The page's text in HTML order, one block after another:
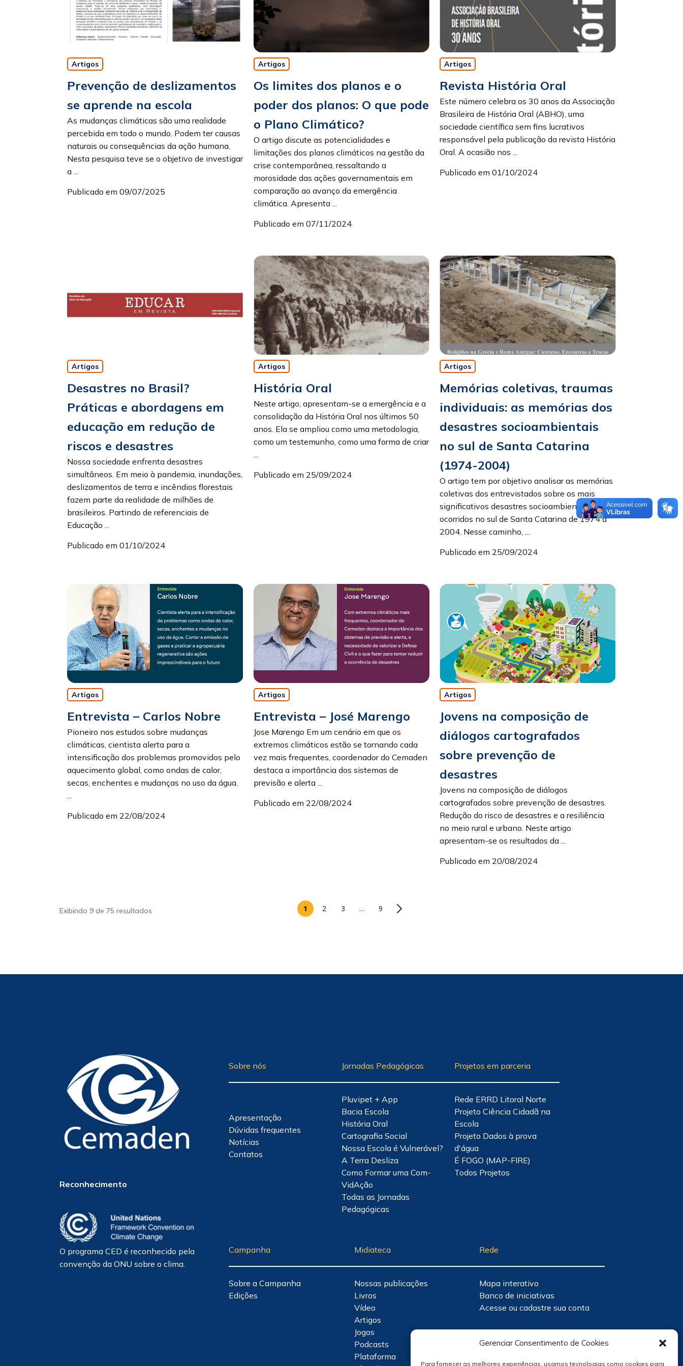
Gerenciar Consentimento de Cookies
Para fornecer as melhores experiências, usamos tecnologias como cookies para
Artigos
Prevenção de deslizamentos
se aprende na escola
As mudanças climáticas são uma realidade
percebida em todo o mundo. Podem ter causas
naturais ou consequências da ação humana.
Nesta pesquisa teve se o objetivo de investigar
a ...
Publicado em 09/07/2025
Artigos
Os limites dos planos e o
poder dos planos: O que pode
o Plano Climático?
O artigo discute as potencialidades e
limitações dos planos climáticos na gestão da
crise contemporânea, ressaltando a
morosidade das ações governamentais em
comparação ao avanço da emergência
climática. Apresenta ...
Publicado em 07/11/2024
Artigos
Revista História Oral
Este número celebra os 30 anos da Associação
Brasileira de História Oral (ABHO), uma
sociedade científica sem fins lucrativos
responsável pela publicação da revista História
Oral. A ocasião nos ...
Publicado em 01/10/2024
Artigos
Desastres no Brasil?
Práticas e abordagens em
educação em redução de
riscos e desastres
Nossa sociedade enfrenta desastres
simultâneos. Em meio à pandemia, inundações,
deslizamentos de terra e incêndios florestais
fazem parte da realidade de milhões de
brasileiros. Partindo de referenciais de
Educação ...
Publicado em 01/10/2024
Artigos
História Oral
Neste artigo, apresentam-se a emergência e a
consolidação da História Oral nos últimos 50
anos. Ela se ampliou como uma metodologia,
como um testemunho, como uma forma de criar
Publicado em 25/09/2024
Artigos
Memórias coletivas, traumas
individuais: as memórias dos
desastres socioambientais
no sul de Santa Catarina
(1974-2004)
O artigo tem por objetivo analisar as memórias
coletivas dos entrevistados sobre os mais
significativos desastres socioambientais
ocorridos no sul de Santa Catarina de 1974 a
2004. Nesse caminho, ...
Publicado em 25/09/2024
Artigos
Entrevista – Carlos Nobre
Pioneiro nos estudos sobre mudanças
climáticas, cientista alerta para a
intensificação dos problemas promovidos pelo
aquecimento global, como ondas de calor,
secas, enchentes e mudanças no uso da água.
Publicado em 22/08/2024
Artigos
Entrevista – José Marengo
Jose Marengo Em um cenário em que os
extremos climáticos estão se tornando cada
vez mais frequentes, coordenador do Cemaden
destaca a importância dos sistemas de
previsão e alerta ...
Publicado em 22/08/2024
Artigos
Jovens na composição de
diálogos cartografados
sobre prevenção de
desastres
Jovens na composição de diálogos
cartografados sobre prevenção de desastres.
Redução do risco de desastres e a resiliência
no meio rural e urbano. Neste artigo
apresentam-se os resultados da ...
Publicado em 20/08/2024
Exibindo 9 de 75 resultados 1 2 3 … 9
Reconhecimento
O programa CED é reconhecido pela
convenção da ONU sobre o clima.
Sobre nós
Apresentação
Dúvidas frequentes
Notícias
Contatos
Jornadas Pedagógicas
Pluvipet + App
Bacia Escola
História Oral
Cartografia Social
Nossa Escola é Vulnerável?
A Terra Desliza
Como Formar uma Com-
VidAção
Todas as Jornadas
Pedagógicas
Projetos em parceria
Rede ERRD Litoral Norte
Projeto Ciência Cidadã na
Escola
Projeto Dados à prova
d'água
É FOGO (MAP-FIRE)
Todos Projetos
Campanha
Sobre a Campanha
Edições
Midiateca
Nossas publicações
Livros
Vídeo
Artigos
Jogos
Podcasts
Plataforma
Rede
Mapa interativo
Banco de iniciativas
Acesse ou cadastre sua conta